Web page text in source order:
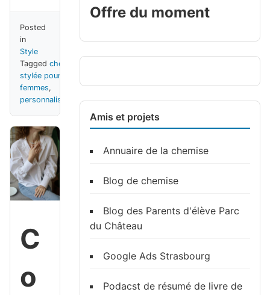
Posted
in
Style
Tagged chemise
stylée pour
femmes,
personnalisation
C
o
Offre du moment
Amis et projets
Annuaire de la chemise
Blog de chemise
Blog des Parents d'élève Parc
du Château
Google Ads Strasbourg
Podacst de résumé de livre de